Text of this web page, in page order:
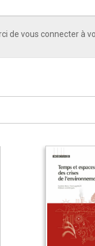
de vous connecter à